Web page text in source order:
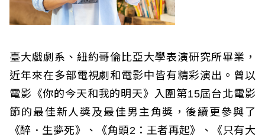
臺大戲劇系、紐約哥倫比亞大學表演研究所畢業，
近年來在多部電視劇和電影中皆有精彩演出。曾以
電影《你的今天和我的明天》入圍第15屆台北電影
節的最佳新人獎及最佳男主角獎，後續更參與了
《醉．生夢死》、《角頭2：王者再起》、《只有大